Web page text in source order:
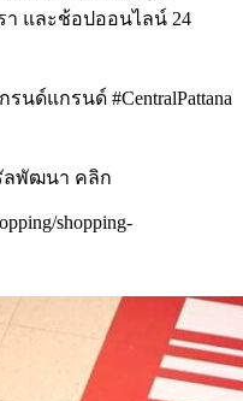
า และช้อปออนไลน์ 24
รนด์แกรนด์ #CentralPattana
ลพัฒนา คลิก
shopping-